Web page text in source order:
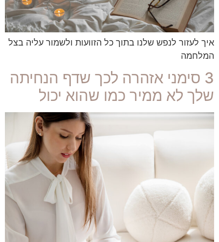
איך לעזור לנפש שלנו בתוך כל הזוועות ולשמור עליה בצל
המלחמה
3 סימני אזהרה לכך שדף הנחיתה
שלך לא ממיר כמו שהוא יכול